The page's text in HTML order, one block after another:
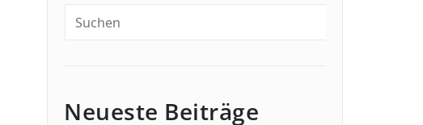
Neueste Beiträge